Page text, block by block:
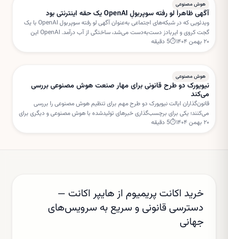
هوش مصنوعی
آگهی ظاهراً لو رفته سوپربولِ OpenAI یک حقه اینترنتی بود
ویدئویی که در شبکه‌های اجتماعی به‌عنوان آگهی لو رفته سوپربول OpenAI با یک
گجت کروی و ایربادز دست‌به‌دست می‌شد، ساختگی از آب درآمد. OpenAI این
داستان را «فیک نیوز» خوانده است.
۲۰ بهمن ۱۴۰۴ ⏱
5 دقیقه
هوش مصنوعی
نیویورک دو طرح قانونی برای مهار صنعت هوش مصنوعی بررسی
می‌کند
قانون‌گذاران ایالت نیویورک دو طرح مهم برای تنظیم هوش مصنوعی را بررسی
می‌کنند؛ یکی برای برچسب‌گذاری خبرهای تولیدشده با هوش مصنوعی و دیگری برای
تعلیق مجوز ساخت مراکز داده جدید.
۲۰ بهمن ۱۴۰۴ ⏱
5 دقیقه
خرید اکانت پریمیوم از هایپر اکانت —
دسترسی قانونی و سریع به سرویس‌های
جهانی